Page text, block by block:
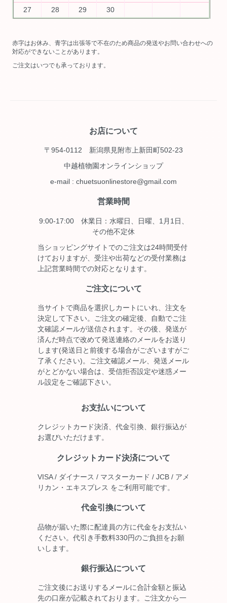
27
28 29 30
赤字はお休み、青字は出張等で不在のため商品の発送やお問い合わせへの
対応ができないことがあります。
ご注文はいつでも承っております。
お店について
〒954-0112 新潟県見附市上新田町502-23
中越植物園オンラインショップ
e-mail : chuetsuonlinestore@gmail.com
営業時間
9:00-17:00 休業日：水曜日、日曜、1月1日、
その他不定休
当ショッピングサイトでのご注文は24時間受付
けておりますが、受注や出荷などの受付業務は
上記営業時間での対応となります。
ご注文について
当サイトで商品を選択しカートにいれ、注文を
決定して下さい。ご注文の確定後、自動でご注
文確認メールが送信されます。その後、発送が
済んだ時点で改めて発送連絡のメールをお送り
します(発送日と前後する場合がございますがご
了承ください)。ご注文確認メール、発送メール
がとどかない場合は、受信拒否設定や迷惑メー
ル設定をご確認下さい。
お支払いについて
クレジットカード決済、代金引換、銀行振込が
お選びいただけます。
クレジットカード決済について
VISA / ダイナース / マスターカード / JCB / アメ
リカン・エキスプレス をご利用可能です。
代金引換について
品物が届いた際に配達員の方に代金をお支払い
ください。代引き手数料330円のご負担をお願
いします。
銀行振込について
ご注文後にお送りするメールに合計金額と振込
先の口座が記載されております。ご注文から一